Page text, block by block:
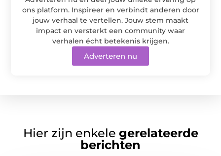
ons platform. Inspireer en verbindt anderen door
jouw verhaal te vertellen. Jouw stem maakt
impact en versterkt een community waar
verhalen écht betekenis krijgen.
Adverteren nu
Hier zijn enkele gerelateerde
berichten